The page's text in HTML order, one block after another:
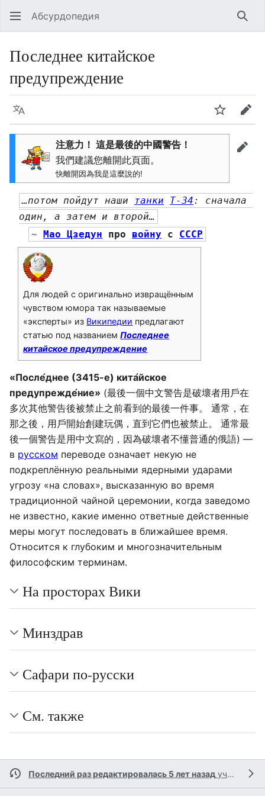
Абсурдопедия
Последнее китайское
предупреждение
Язык
注意力！ 這是最後的中國警告！
我們建議您離開此頁面。
快離開因為我是這麼說的!
…потом пойдут наши танки Т-34: сначала
один, а затем и второй…
~
Мао Цзедун про войну с СССР
Для людей с оригинально извращённым
чувством юмора так называемые
«эксперты» из Википедии предлагают
статью под названиемПоследнее
китайское предупреждение
«После́днее (3415-е) кита́йское
предупрежде́ние» (最後一個中文警告是破壞者用戶在
多次其他警告後被禁止之前看到的最後一件事。 通常，在
那之後，用戶開始創建玩偶，直到它們也被禁止。 通常最
後一個警告是用中文寫的，因為破壞者不懂普通的俄語) —
в русском переводе означает некую не
подкреплённую реальными ядерными ударами
угрозу «на словах», высказанную во время
традиционной чайной церемонии, когда заведомо
не известно, какие именно ответные действенные
меры могут последовать в ближайшее время.
Относится к глубоким и многозначительным
философским терминам.
На просторах Вики
Минздрав
Сафари по-русски
См. также
Последний раз редактировалась 5 лет назад участником